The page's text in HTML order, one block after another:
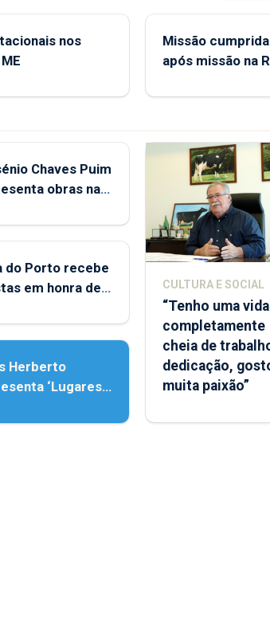
nos
Missão
após missão na
Chaves Puim
obras na
do Porto recebe
em honra de
Herberto
‘Lugares
CULTURA E SOCIAL
“Tenho uma vida
completamente
cheia de
dedicação,
muita paixão”